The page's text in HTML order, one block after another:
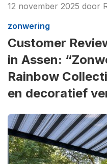
12 november 2025 door
zonwering
Customer
in Assen:
Rainbow
en decoratief